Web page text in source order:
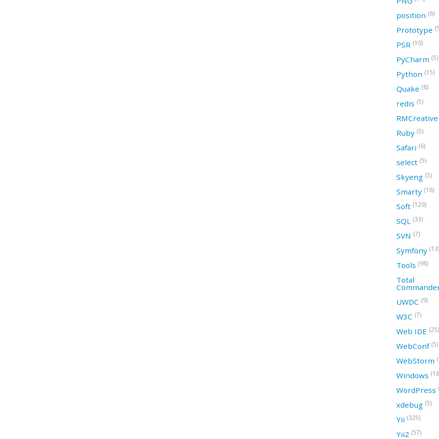
position (6)
Prototype
PSR (10)
PyCharm (5)
Python (15)
Quake (8)
redis (5)
RMCreative
Ruby (5)
Safari (6)
select (5)
Skyeng (5)
Smarty (16)
Soft (129)
SQL (33)
SVN (7)
Symfony (13)
Tools (98)
Total
UWDC (9)
W3C (7)
Web IDE (25)
WebConf (5)
WebStorm
Windows
WordPress
xdebug (5)
Yii (325)
Yii2 (57)